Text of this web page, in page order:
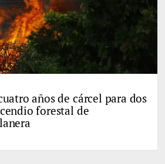
años de cárcel para dos
forestal de